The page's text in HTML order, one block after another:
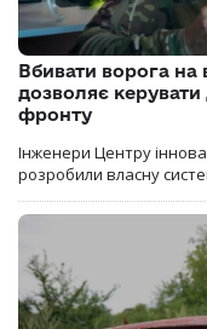
Вбивати ворога на
дозволяє керувати
фронту
Інженери Центру
розробили власну